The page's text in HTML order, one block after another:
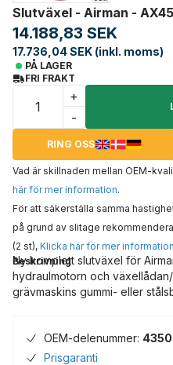
Slutväxel - Airman -
14.188,83 SEK
17.736,04 SEK (inkl. moms)
PÅ LAGER
FRI FRAKT
+
-
RING OSS
Vad är skillnaden mellan OEM-
här för mer information.
För att säkerställa samma
på grund av slitage
(2 st), Klicka här för mer information
Beskrivning
Ny komplett slutväxel för
hydraulmotorn och
grävmaskins gummi- eller
OEM-delenummer:
Prisgaranti